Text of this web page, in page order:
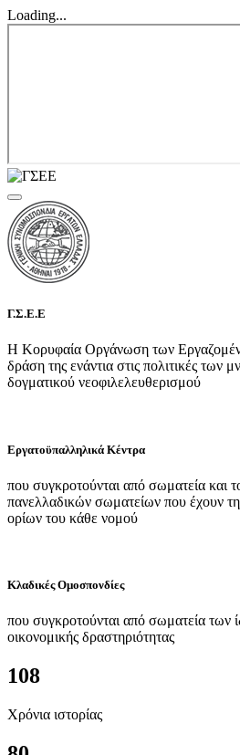
Loading...
Γ.Σ.Ε.Ε
Η Κορυφαία Οργάνωση των
δράση της ενάντια στις πολιτικές των
δογματικού νεοφιλελευθερισμού
Εργατοϋπαλληλικά Κέντρα
που συγκροτούνται από σωματεία και
πανελλαδικών σωματείων που έχουν
ορίων του κάθε νομού
Κλαδικές Ομοσπονδίες
που συγκροτούνται από σωματεία
οικονομικής δραστηριότητας
108
Χρόνια ιστορίας